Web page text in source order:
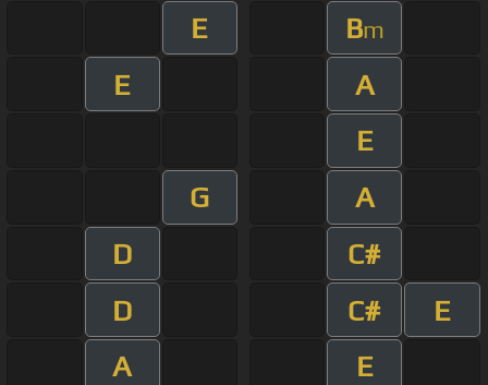
E
Bm
E
A
E
G
A
D
C#
D
C#
E
A
E